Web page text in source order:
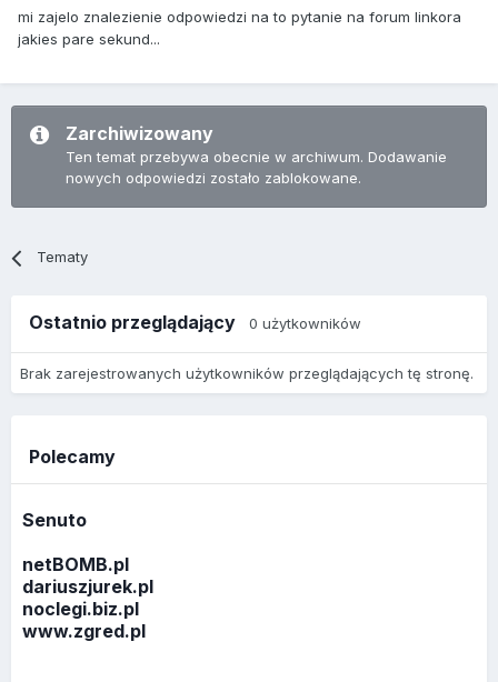
mi zajelo znalezienie odpowiedzi na to pytanie na forum linkora
jakies pare sekund...
Zarchiwizowany
Ten temat przebywa obecnie w archiwum. Dodawanie
nowych odpowiedzi zostało zablokowane.
Tematy
Ostatnio przeglądający 0 użytkowników
Brak zarejestrowanych użytkowników przeglądających tę stronę.
Polecamy
Senuto
netBOMB.pl
dariuszjurek.pl
noclegi.biz.pl
www.zgred.pl